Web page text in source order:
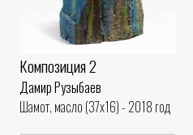
Композиция 2
Дамир Рузыбаев
Шамот, масло (37x16) - 2018 год